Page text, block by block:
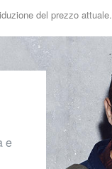
del prezzo attuale.
e